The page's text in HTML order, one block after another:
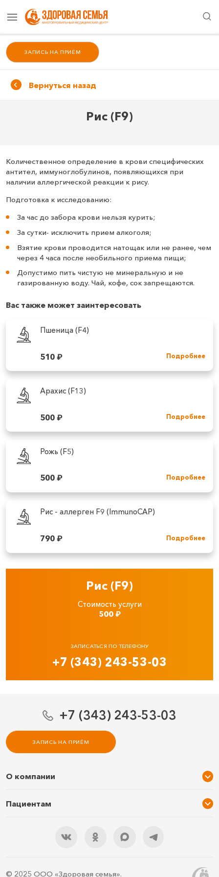
ЗАПИСЬ НА ПРИЁМ
Вернуться назад
Рис (F9)
Количественное определение в крови специфических
антител, иммуноглобулинов, появляющихся при
наличии аллергической реакции к рису.
Подготовка к исследованию:
За час до забора крови нельзя курить;
За сутки- исключить прием алкоголя;
Взятие крови проводится натощак или не ранее, чем
через 4 часа после необильного приема пищи;
Допустимо пить чистую не минеральную и не
газированную воду. Чай, кофе, сок запрещаются.
Вас также может заинтересовать
Пшеница (F4)
510₽ Подробнее
Арахис (F13)
500₽ Подробнее
Рожь (F5)
500₽ Подробнее
Рис - аллерген F9 (ImmunoCAP)
790₽ Подробнее
Рис (F9)
Стоимость услуги
500₽
ЗАПИСАТЬСЯ ПО ТЕЛЕФОНУ
+7 (343) 243-53-03
+7 (343) 243-53-03
ЗАПИСЬ НА ПРИЁМ
О компании
Услуги и цены
Пациентам
Подарочный сертификат
Правила подготовки
© 2025 ООО «Здоровая семья».